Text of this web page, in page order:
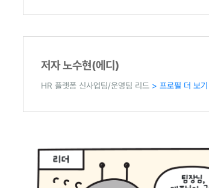
저자 노수현(에디)
HR 플랫폼 신사업팀/운영팀 리드 > 프로필 더 보기